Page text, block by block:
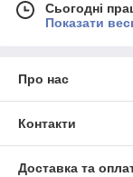
Сьогодні
Показати
Про нас
Контакти
Доставка та